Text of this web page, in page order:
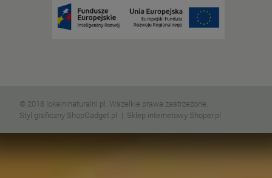
© 2018 lokalninaturalni.pl. Wszelkie prawa zastrzeżone.
Styl graficzny ShopGadget.pl
Sklep internetowy Shoper.pl